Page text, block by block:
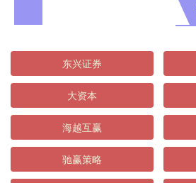
东兴证券
大资本
海越互赢
驰赢策略